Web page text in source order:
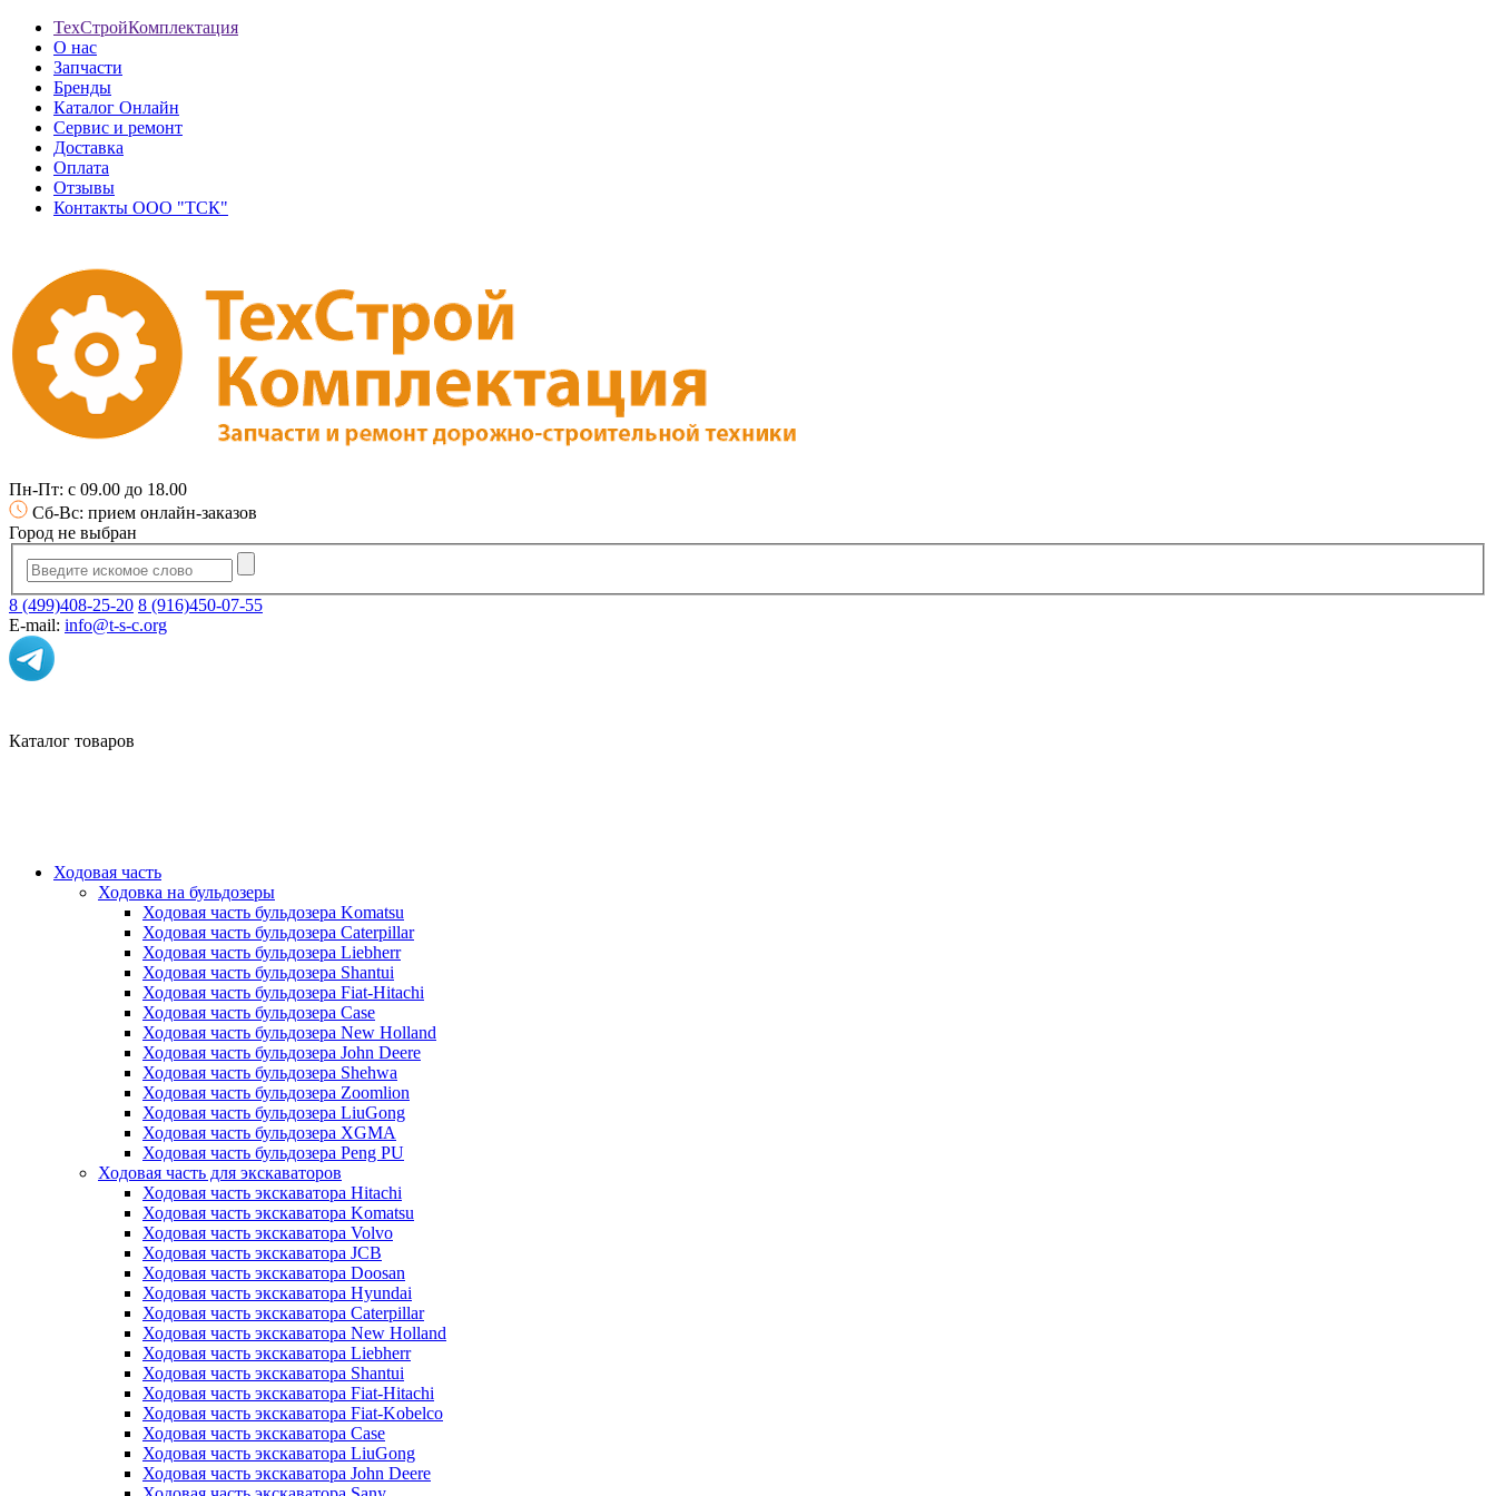
ТехСтройКомплектация
О нас
Запчасти
Бренды
Каталог Онлайн
Сервис и ремонт
Доставка
Оплата
Отзывы
Контакты ООО "ТСК"
Пн-Пт: с 09.00 до 18.00
Сб-Вс: прием онлайн-заказов
Город не выбран
8 (499)408-25-20 8 (916)450-07-55
E-mail: info@t-s-c.org
Каталог товаров
Ходовая часть
Ходовка на бульдозеры
Ходовая часть бульдозера Komatsu
Ходовая часть бульдозера Caterpillar
Ходовая часть бульдозера Liebherr
Ходовая часть бульдозера Shantui
Ходовая часть бульдозера Fiat-Hitachi
Ходовая часть бульдозера Case
Ходовая часть бульдозера New Holland
Ходовая часть бульдозера John Deere
Ходовая часть бульдозера Shehwa
Ходовая часть бульдозера Zoomlion
Ходовая часть бульдозера LiuGong
Ходовая часть бульдозера XGMA
Ходовая часть бульдозера Peng PU
Ходовая часть для экскаваторов
Ходовая часть экскаватора Hitachi
Ходовая часть экскаватора Komatsu
Ходовая часть экскаватора Volvo
Ходовая часть экскаватора JCB
Ходовая часть экскаватора Doosan
Ходовая часть экскаватора Hyundai
Ходовая часть экскаватора Caterpillar
Ходовая часть экскаватора New Holland
Ходовая часть экскаватора Liebherr
Ходовая часть экскаватора Shantui
Ходовая часть экскаватора Fiat-Hitachi
Ходовая часть экскаватора Fiat-Kobelco
Ходовая часть экскаватора Case
Ходовая часть экскаватора LiuGong
Ходовая часть экскаватора John Deere